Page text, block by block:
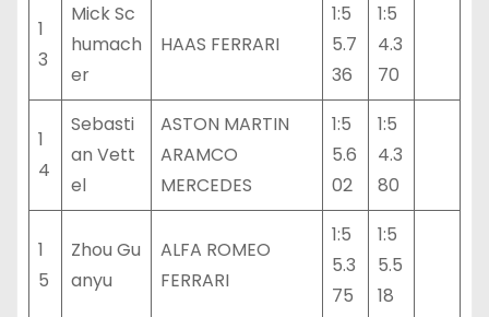
1
3
Mick Sc
humach
er
HAAS FERRARI
1:5
5.7
36
1:5
4.3
70
1
4
Sebasti
an Vett
el
ASTON MARTIN
ARAMCO
MERCEDES
1:5
5.6
02
1:5
4.3
80
1
5
Zhou Gu
anyu
ALFA ROMEO
FERRARI
1:5
5.3
75
1:5
5.5
18